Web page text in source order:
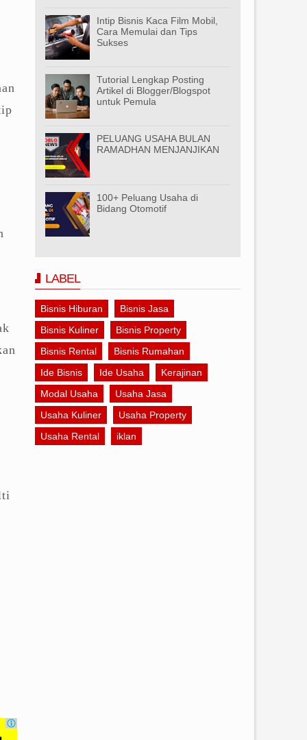
Intip Bisnis Kaca Film Mobil,
Cara Memulai dan Tips
Sukses
Tutorial Lengkap Posting
Artikel di Blogger/Blogspot
untuk Pemula
PELUANG USAHA BULAN
RAMADHAN MENJANJIKAN
100+ Peluang Usaha di
Bidang Otomotif
LABEL
Bisnis Hiburan
Bisnis Jasa
Bisnis Kuliner
Bisnis Property
Bisnis Rental
Bisnis Rumahan
Ide Bisnis
Ide Usaha
Kerajinan
Modal Usaha
Usaha Jasa
Usaha Kuliner
Usaha Property
Usaha Rental
iklan